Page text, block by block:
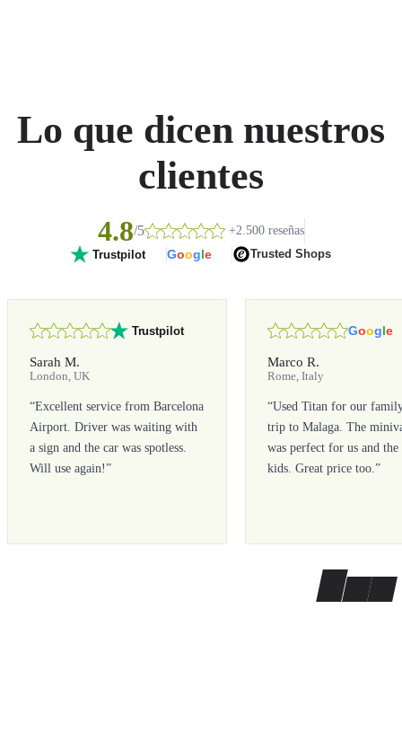
Lo que dicen nuestros
clientes
4.8/5 +2.500 reseñas
Trustpilot Google Trusted Shops
Trustpilot
Sarah M.
London, UK
“Excellent service from Barcelona
Airport. Driver was waiting with
a sign and the car was spotless.
Will use again!”
Google
Marco R.
Rome, Italy
“Used Titan for our
trip to Malaga. The
was perfect for us and the
kids. Great price too.”